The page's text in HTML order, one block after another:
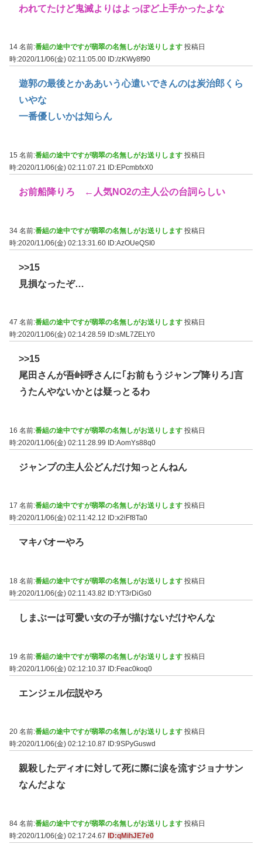
われてたけど鬼滅よりはよっぽど上手かったよな
14 名前:番組の途中ですが翡翠の名無しがお送りします 投稿日
時:2020/11/06(金) 02:11:05.00 ID:/zKWy8f90
遊郭の最後とかああいう心遣いできんのは炭治郎くら
いやな
一番優しいかは知らん
15 名前:番組の途中ですが翡翠の名無しがお送りします 投稿日
時:2020/11/06(金) 02:11:07.21
ID:EPcmbfxX0
お前船降りろ ←人気NO2の主人公の台詞らしい
34 名前:番組の途中ですが翡翠の名無しがお送りします 投稿日
時:2020/11/06(金) 02:13:31.60 ID:AzOUeQSI0
>>15
見損なったぞ…
47 名前:番組の途中ですが翡翠の名無しがお送りします 投稿日
時:2020/11/06(金) 02:14:28.59
ID:sML7ZELY0
>>15
尾田さんが吾峠呼さんに｢お前もうジャンプ降りろ｣言
うたんやないかとは疑っとるわ
16 名前:番組の途中ですが翡翠の名無しがお送りします 投稿日
時:2020/11/06(金) 02:11:28.99 ID:AomYs88q0
ジャンプの主人公どんだけ知っとんねん
17 名前:番組の途中ですが翡翠の名無しがお送りします 投稿日
時:2020/11/06(金) 02:11:42.12
ID:x2iFf8Ta0
マキバオーやろ
18 名前:番組の途中ですが翡翠の名無しがお送りします 投稿日
時:2020/11/06(金) 02:11:43.82
ID:YT3rDiGs0
しまぶーは可愛い女の子が描けないだけやんな
19 名前:番組の途中ですが翡翠の名無しがお送りします 投稿日
時:2020/11/06(金) 02:12:10.37 ID:Feac0koq0
エンジェル伝説やろ
20 名前:番組の途中ですが翡翠の名無しがお送りします 投稿日
時:2020/11/06(金) 02:12:10.87
ID:9SPyGuswd
親殺したディオに対して死に際に涙を流すジョナサン
なんだよな
84 名前:番組の途中ですが翡翠の名無しがお送りします 投稿日
時:2020/11/06(金) 02:17:24.67 ID:qMihJE7e0